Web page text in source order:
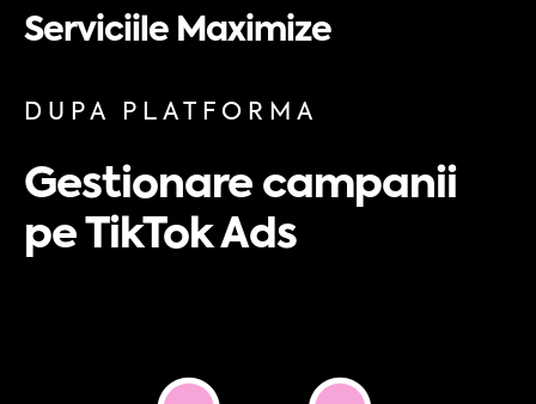
Serviciile Maximize
DUPĂ PLATFORMĂ
Gestionare campanii
pe TikTok Ads